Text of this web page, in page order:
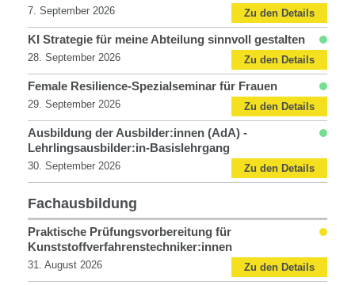
7. September 2026 Zu den Details
KI Strategie für meine Abteilung sinnvoll gestalten
28. September 2026 Zu den Details
Female Resilience-Spezialseminar für Frauen
29. September 2026 Zu den Details
Ausbildung der Ausbilder:innen (AdA) -
Lehrlingsausbilder:in-Basislehrgang
30. September 2026 Zu den Details
Fachausbildung
Fachausbildung
Praktische Prüfungsvorbereitung für
Kunststoffverfahrenstechniker:innen
31. August 2026 Zu den Details